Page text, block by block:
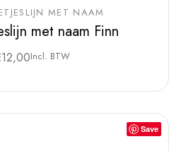
MET NAAM
met naam Finn
12,00Incl. BTW
Save